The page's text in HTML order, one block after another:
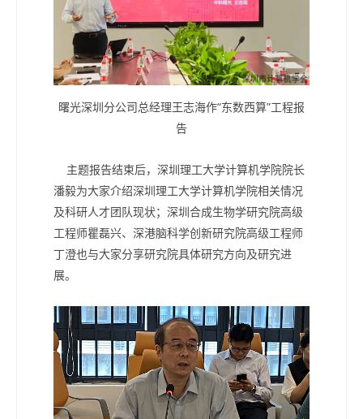
曙光深圳分公司总经理王志海作“东数西算”工程报
告
主题报告结束后，深圳理工大学计算机学院院长
潘毅为大家介绍深圳理工大学计算机学院相关情况
及科研人才团队现状；深圳合成生物学研究院高级
工程师瞿磊兴、深港脑科学创新研究院高级工程师
丁澄也与大家分享研究院具体研究方向及研究进
展。